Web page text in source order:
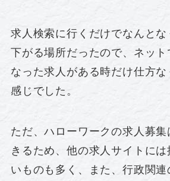
求人検索に行くだけでなんと
下がる場所だったので、ネット
なった求人がある時だけ仕方な
感じでした。
ただ、ハローワークの求人募
きるため、他の求人サイトに
いものも多く、また、行政関